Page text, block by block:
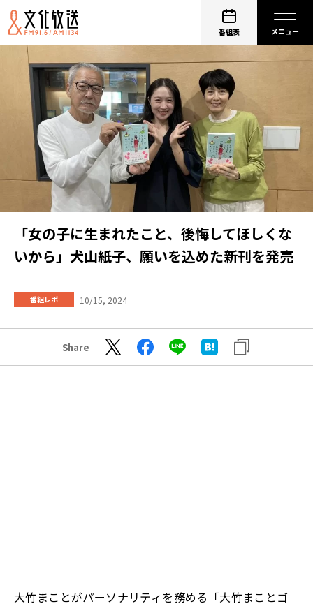
番組表
「女の子に生まれたこと、後悔してほしくな
いから」犬山紙子、願いを込めた新刊を発売
番組レポ 10/15, 2024
Share
大竹まことがパーソナリティを務める 「大竹まことゴ